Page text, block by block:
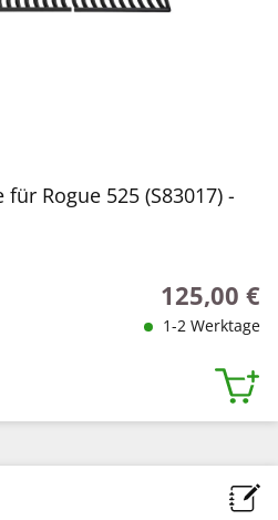
für Rogue 525 (S83017) -
Regulärer
125,00 €
1-2 Werktage